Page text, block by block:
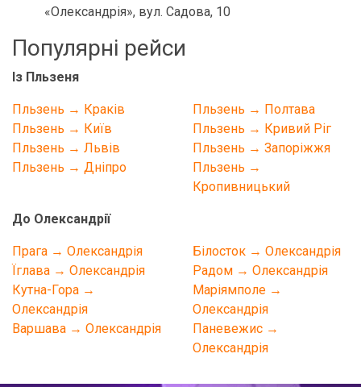
«Олександрія», вул. Садова, 10
Популярні рейси
Із Пльзеня
Пльзень → Краків
Пльзень → Київ
Пльзень → Львів
Пльзень → Дніпро
Пльзень → Полтава
Пльзень → Кривий Ріг
Пльзень → Запоріжжя
Пльзень →
Кропивницький
До Олександрії
Прага → Олександрія
Їглава → Олександрія
Кутна-Гора →
Олександрія
Варшава → Олександрія
Білосток → Олександрія
Радом → Олександрія
Маріямполе →
Олександрія
Паневежис →
Олександрія